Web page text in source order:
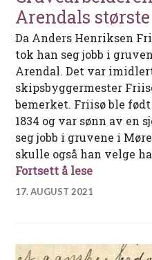
Arendals
Da Anders Henriksen
tok han seg jobb i
Arendal. Det var
skipsbyggermester
bemerket. Friisø ble
1834 og var sønn av en
seg jobb i gruvene i
skulle også han velge
Fortsett å lese
17. AUGUST 2021